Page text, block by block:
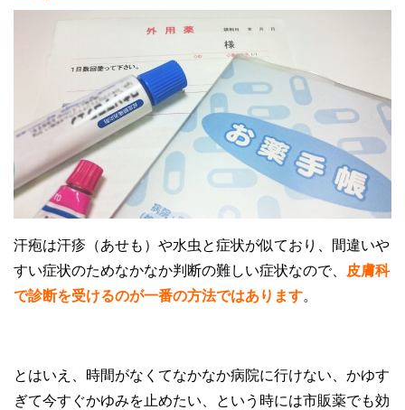
汗疱は汗疹（あせも）や水虫と症状が似ており、間違いや
すい症状のためなかなか判断の難しい症状なので、
皮膚科
で診断を受けるのが一番の方法ではあります。
とはいえ、時間がなくてなかなか病院に行けない、かゆす
ぎて今すぐかゆみを止めたい、という時には市販薬でも効